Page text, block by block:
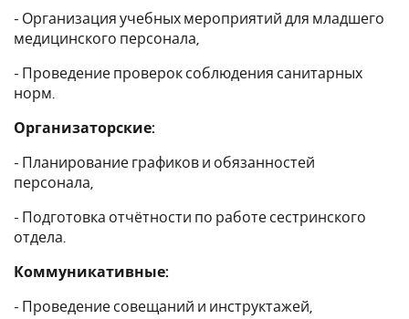
- Организация учебных мероприятий для младшего
медицинского персонала,
- Проведение проверок соблюдения санитарных
норм.
Организаторские:
- Планирование графиков и обязанностей
персонала,
- Подготовка отчётности по работе сестринского
отдела.
Коммуникативные:
- Проведение совещаний и инструктажей,